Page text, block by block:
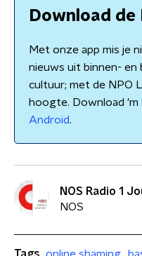
Download de
Met onze app mis je
nieuws uit binnen-
cultuur; met de NPO
hoogte. Download 'm
Android.
NOS Radio 1
NOS
Tags online shaming